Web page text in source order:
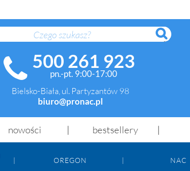
SZUKAJ
500 261 923
pn.-pt. 9:00-17:00
Bielsko-Biała, ul. Partyzantów 98
biuro@pronac.pl
nowości bestsellery
OREGON NAC